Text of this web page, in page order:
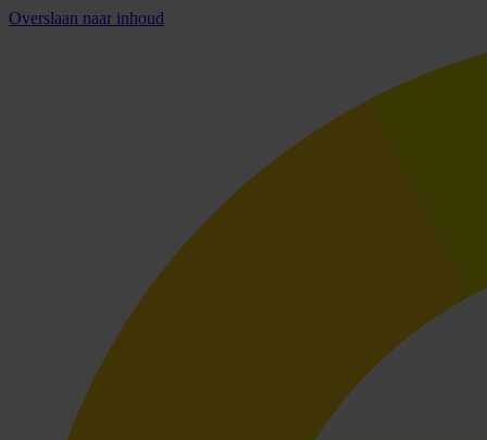
Overslaan naar inhoud